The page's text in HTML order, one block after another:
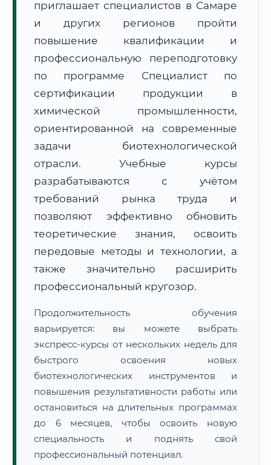
• Маршрут транзита:~2 127 км
📜 Документы и аккредитация ФИС ФРДО
🔍 Нажмите на документ для увеличения и просмотра
приглашает специалистов в Самаре
и других регионов пройти
повышение квалификации и
профессиональную переподготовку
по программе Специалист по
сертификации продукции в
химической промышленности,
ориентированной на современные
задачи биотехнологической
отрасли. Учебные курсы
разрабатываются с учётом
требований рынка труда и
позволяют эффективно обновить
теоретические знания, освоить
передовые методы и технологии, а
также значительно расширить
профессиональный кругозор.
Продолжительность обучения
варьируется: вы можете выбрать
экспресс-курсы от нескольких недель для
быстрого освоения новых
биотехнологических инструментов и
повышения результативности работы или
остановиться на длительных программах
до 6 месяцев, чтобы освоить новую
специальность и поднять свой
профессиональный потенциал.